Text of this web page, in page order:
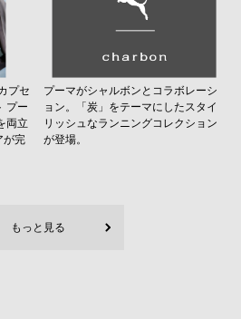
プセ
プー
両立
が完
プーマがシャルボンとコラボレーシ
ョン。「炭」をテーマにしたスタイ
リッシュなランニングコレクション
が登場。
もっと見る